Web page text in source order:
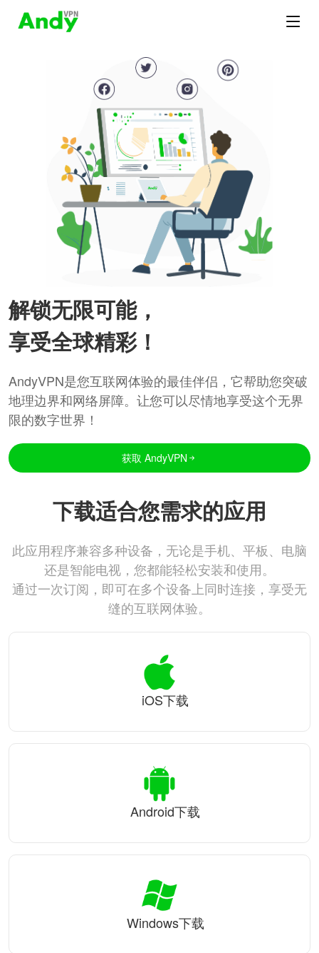
解锁无限可能，
享受全球精彩！
AndyVPN是您互联网体验的最佳伴侣，它帮助您突破
地理边界和网络屏障。让您可以尽情地享受这个无界
限的数字世界！
获取 AndyVPN
下载适合您需求的应用
此应用程序兼容多种设备，无论是手机、平板、电脑
还是智能电视，您都能轻松安装和使用。
通过一次订阅，即可在多个设备上同时连接，享受无
缝的互联网体验。
iOS下载
Android下载
Windows下载